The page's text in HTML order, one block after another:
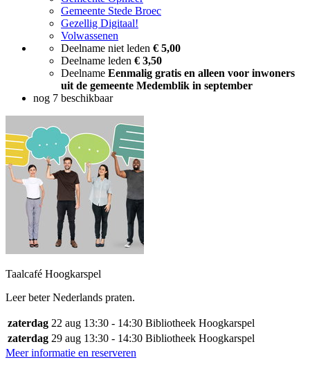
Gemeente Stede Broec
Gezellig Digitaal!
Volwassenen
Deelname niet leden € 5,00
Deelname leden € 3,50
Deelname Eenmalig gratis en alleen voor inwoners
uit de gemeente Medemblik in september
nog 7 beschikbaar
Taalcafé Hoogkarspel
Leer beter Nederlands praten.
zaterdag 22 aug 13:30 - 14:30 Bibliotheek Hoogkarspel
zaterdag 29 aug 13:30 - 14:30 Bibliotheek Hoogkarspel
Meer informatie en reserveren